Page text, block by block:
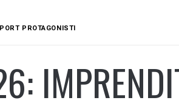
PROTAGONISTI